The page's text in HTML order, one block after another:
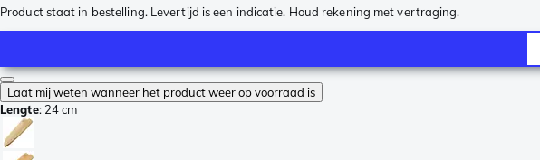
Product staat in bestelling. Levertijd is een indicatie. Houd rekening met vertraging.
Laat mij weten wanneer het product weer op voorraad is
Lengte: 24 cm